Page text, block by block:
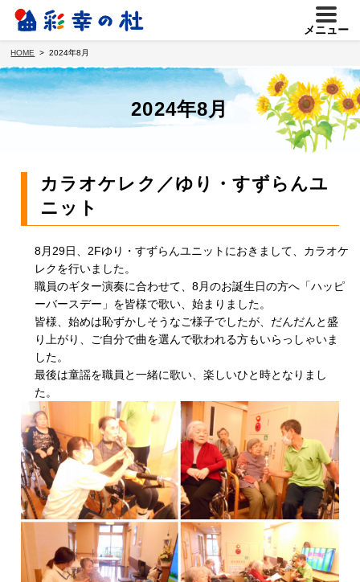
メニュー
HOME 2024年8月
2024年8月
カラオケレク／ゆり・すずらんユ
ニット
8月29日、2Fゆり・すずらんユニットにおきまして、カラオケ
レクを行いました。
職員のギター演奏に合わせて、8月のお誕生日の方へ「ハッピ
ーバースデー」を皆様で歌い、始まりました。
皆様、始めは恥ずかしそうなご様子でしたが、だんだんと盛
り上がり、ご自分で曲を選んで歌われる方もいらっしゃいま
した。
最後は童謡を職員と一緒に歌い、楽しいひと時となりまし
た。